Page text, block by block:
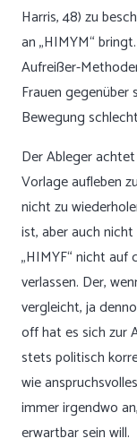
Harris, 48) zu
an „HIMYM“
Aufreißer-
Frauen
Bewegung
Der Ableger
Vorlage aufleben
nicht zu
ist, aber auch
„HIMYF“ nicht
verlassen. Der,
vergleicht, ja
off hat es sich zur
stets politisch
wie
immer irgendwo
erwartbar sein will.